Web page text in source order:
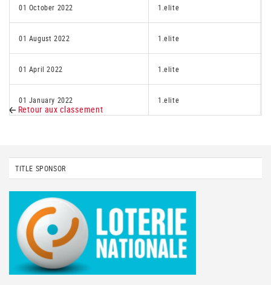
01 October 2022 1.elite
01 August 2022 1.elite
01 April 2022 1.elite
01 January 2022 1.elite
Retour aux classement
TITLE SPONSOR